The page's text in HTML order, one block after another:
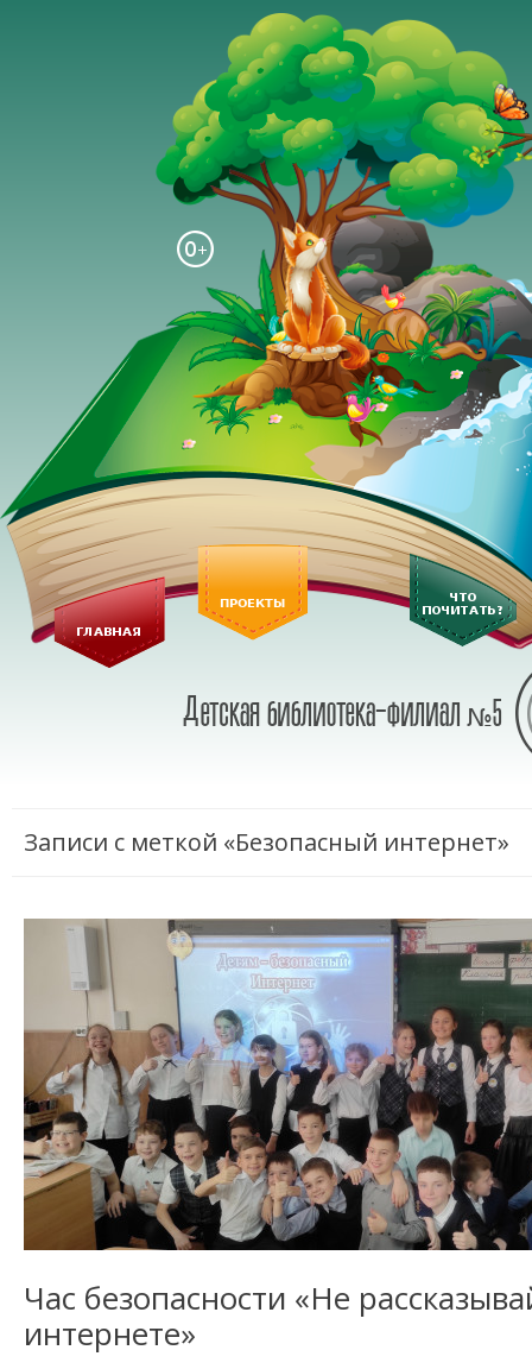
Записи с меткой «Безопасный интернет»
Час безопасности «Не
интернете»